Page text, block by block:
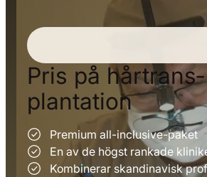
Pris på hårtrans­
plantation
Premium all-inclusive-paket
En av de högst rankade
Kombinerar skandinavisk